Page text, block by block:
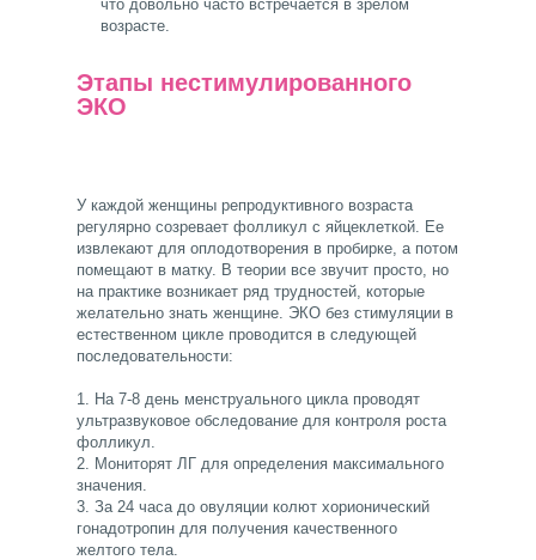
что довольно часто встречается в зрелом
возрасте.
Этапы нестимулированного
ЭКО
У каждой женщины репродуктивного возраста
регулярно созревает фолликул с яйцеклеткой. Ее
извлекают для оплодотворения в пробирке, а потом
помещают в матку. В теории все звучит просто, но
на практике возникает ряд трудностей, которые
желательно знать женщине. ЭКО без стимуляции в
естественном цикле проводится в следующей
последовательности:
1. На 7-8 день менструального цикла проводят
ультразвуковое обследование для контроля роста
фолликул.
2. Мониторят ЛГ для определения максимального
значения.
3. За 24 часа до овуляции колют хорионический
гонадотропин для получения качественного
желтого тела.